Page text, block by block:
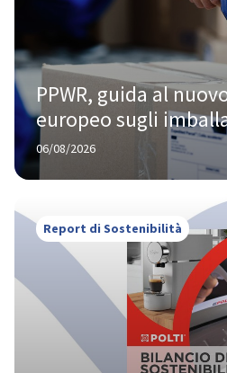
PPWR, guida al
europeo sugli
06/08/2026
Report di Sostenibilità